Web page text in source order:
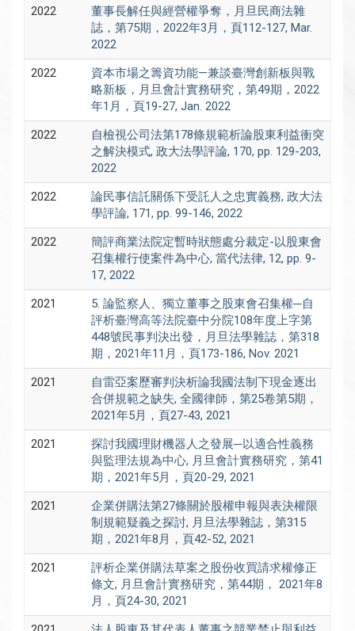
2022
董事長解任與經營權爭奪，月旦民商法雜
誌，第75期，2022年3月，頁112-127, Mar.
2022
2022
資本市場之籌資功能—兼談臺灣創新板與戰
略新板，月旦會計實務研究，第49期，2022
年1月，頁19-27, Jan. 2022
2022
自檢視公司法第178條規範析論股東利益衝突
之解決模式, 政大法學評論, 170, pp. 129-203,
2022
2022
論民事信託關係下受託人之忠實義務, 政大法
學評論, 171, pp. 99-146, 2022
2022
簡評商業法院定暫時狀態處分裁定-以股東會
召集權行使案件為中心, 當代法律, 12, pp. 9-
17, 2022
2021
5. 論監察人、獨立董事之股東會召集權─自
評析臺灣高等法院臺中分院108年度上字第
448號民事判決出發，月旦法學雜誌，第318
期，2021年11月，頁173-186, Nov. 2021
2021
自雷亞案歷審判決析論我國法制下現金逐出
合併規範之缺失, 全國律師，第25卷第5期，
2021年5月，頁27-43, 2021
2021
探討我國理財機器人之發展─以適合性義務
與監理法規為中心, 月旦會計實務研究，第41
期，2021年5月，頁20-29, 2021
2021
企業併購法第27條關於股權申報與表決權限
制規範疑義之探討, 月旦法學雜誌，第315
期，2021年8月，頁42-52, 2021
2021
評析企業併購法草案之股份收買請求權修正
條文, 月旦會計實務研究，第44期， 2021年8
月，頁24-30, 2021